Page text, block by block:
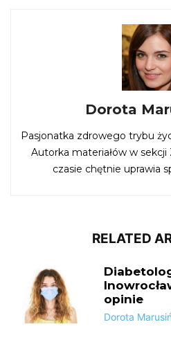
Dorota
Pasjonatka zdrowego trybu
Autorka materiałów w
czasie chętnie uprawia
RELATED
opinie
Dorota